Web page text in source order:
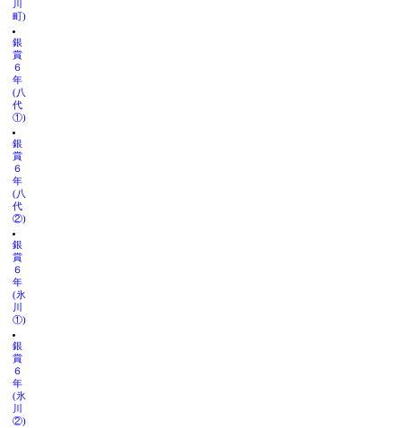
川
町)
銀
賞
６
年
(八
代
①)
銀
賞
６
年
(八
代
②)
銀
賞
６
年
(氷
川
①)
銀
賞
６
年
(氷
川
②)